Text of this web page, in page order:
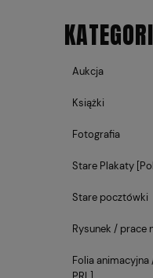
Aukcja
Książki
Fotografia
Stare Plakaty
Stare pocztówki
Rysunek / prace
Folia